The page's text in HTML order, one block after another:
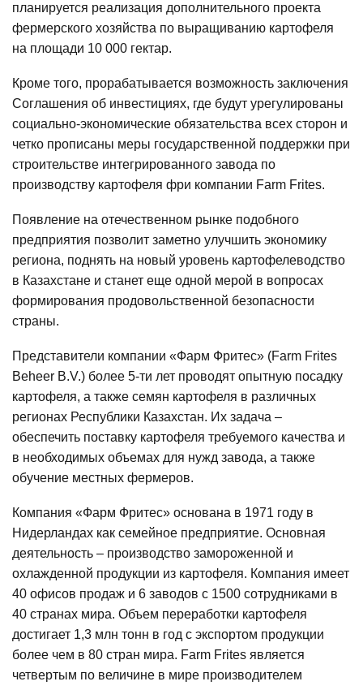
планируется реализация дополнительного проекта
фермерского хозяйства по выращиванию картофеля
на площади 10 000 гектар.
Кроме того, прорабатывается возможность заключения
Соглашения об инвестициях, где будут урегулированы
социально-экономические обязательства всех сторон и
четко прописаны меры государственной поддержки при
строительстве интегрированного завода по
производству картофеля фри компании Farm Frites.
Появление на отечественном рынке подобного
предприятия позволит заметно улучшить экономику
региона, поднять на новый уровень картофелеводство
в Казахстане и станет еще одной мерой в вопросах
формирования продовольственной безопасности
страны.
Представители компании «Фарм Фритес» (Farm Frites
Beheer B.V.) более 5-ти лет проводят опытную посадку
картофеля, а также семян картофеля в различных
регионах Республики Казахстан. Их задача –
обеспечить поставку картофеля требуемого качества и
в необходимых объемах для нужд завода, а также
обучение местных фермеров.
Компания «Фарм Фритес» основана в 1971 году в
Нидерландах как семейное предприятие. Основная
деятельность – производство замороженной и
охлажденной продукции из картофеля. Компания имеет
40 офисов продаж и 6 заводов с 1500 сотрудниками в
40 странах мира. Объем переработки картофеля
достигает 1,3 млн тонн в год с экспортом продукции
более чем в 80 стран мира. Farm Frites является
четвертым по величине в мире производителем